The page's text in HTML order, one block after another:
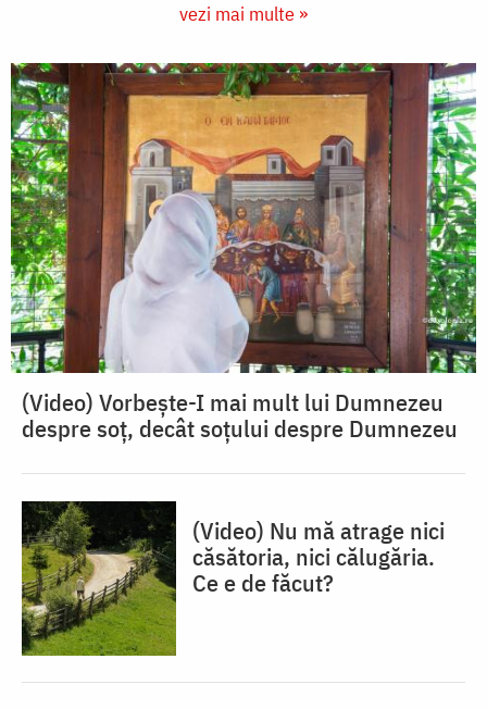
vezi mai multe »
(Video) Vorbește-I mai mult lui Dumnezeu
despre soț, decât soțului despre Dumnezeu
(Video) Nu mă atrage nici
căsătoria, nici călugăria.
Ce e de făcut?